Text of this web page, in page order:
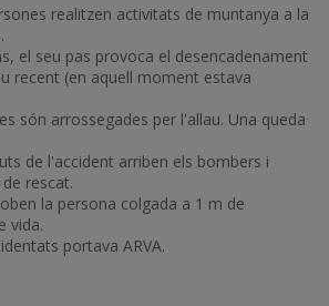
realitzen activitats de muntanya a la
el seu pas provoca el desencadenament
recent (en aquell moment estava
són arrossegades per l'allau. Una queda
de l'accident arriben els bombers i
rescat.
la persona colgada a 1 m de
vida.
portava ARVA.